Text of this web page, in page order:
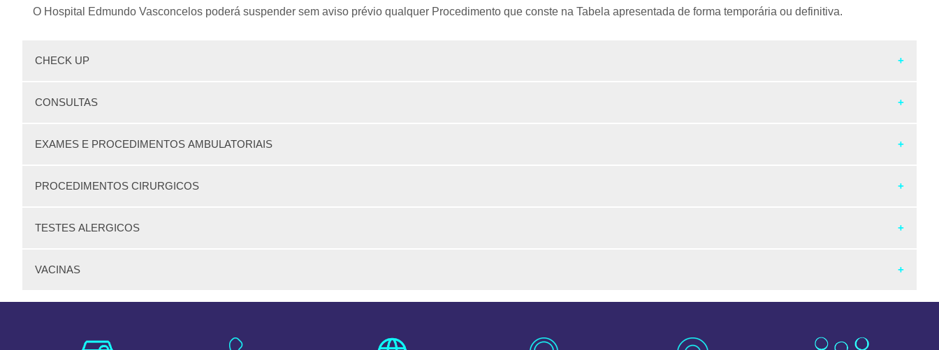
O Hospital Edmundo Vasconcelos poderá suspender sem aviso prévio qualquer Procedimento que conste na Tabela apresentada de forma temporária ou definitiva.
CHECK UP
CONSULTAS
EXAMES E PROCEDIMENTOS AMBULATORIAIS
PROCEDIMENTOS CIRURGICOS
TESTES ALERGICOS
VACINAS